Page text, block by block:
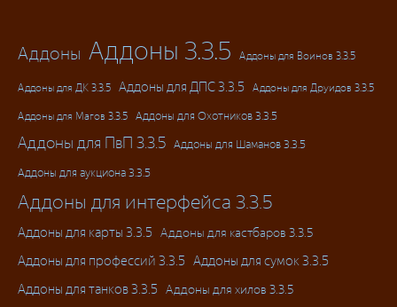
Аддоны Аддоны 3.3.5 Аддоны для Воинов 3.3.5
Аддоны для ДК 3.3.5 Аддоны для ДПС 3.3.5 Аддоны для Друидов 3.3.5
Аддоны для Магов 3.3.5 Аддоны для Охотников 3.3.5
Аддоны для ПвП 3.3.5 Аддоны для Шаманов 3.3.5
Аддоны для аукциона 3.3.5
Аддоны для интерфейса 3.3.5
Аддоны для карты 3.3.5 Аддоны для кастбаров 3.3.5
Аддоны для профессий 3.3.5 Аддоны для сумок 3.3.5
Аддоны для танков 3.3.5 Аддоны для хилов 3.3.5